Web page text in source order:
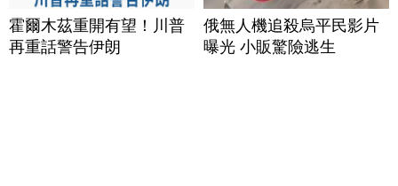
霍爾木茲重開有望！川普
再重話警告伊朗
俄無人機追殺烏平民影片
曝光 小販驚險逃生